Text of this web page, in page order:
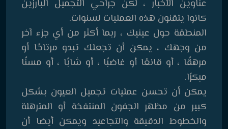
عناوين الأخبار ، لكن جراحي التجميل البارزين
كانوا يتقنون هذه العمليات لسنوات.
المنطقة حول عينيك ، ربما أكثر من أي جزء آخر
من وجهك ، يمكن أن تجعلك تبدو مرتاحًا أو
مرهقًا ، أو قانعًا أو غاضبًا ، أو شابًا ، أو مسنًا
مبكرًا.
يمكن أن تحسن عمليات تجميل العيون بشكل
كبير من مظهر الجفون المنتفخة أو المترهلة
والخطوط الدقيقة والتجاعيد ويمكن أيضا أن